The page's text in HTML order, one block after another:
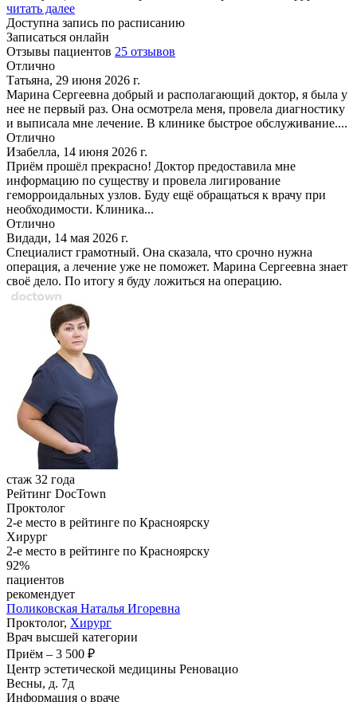
читать далее
Доступна запись по расписанию
Записаться онлайн
Отзывы пациентов 25 отзывов
Отлично
Татьяна, 29 июня 2026 г.
Марина Сергеевна добрый и располагающий доктор, я была у
нее не первый раз. Она осмотрела меня, провела диагностику
и выписала мне лечение. В клинике быстрое обслуживание....
Отлично
Изабелла, 14 июня 2026 г.
Приём прошёл прекрасно! Доктор предоставила мне
информацию по существу и провела лигирование
геморроидальных узлов. Буду ещё обращаться к врачу при
необходимости. Клиника...
Отлично
Видади, 14 мая 2026 г.
Специалист грамотный. Она сказала, что срочно нужна
операция, а лечение уже не поможет. Марина Сергеевна знает
своё дело. По итогу я буду ложиться на операцию.
стаж 32 года
Рейтинг DocTown
Проктолог
2-е место в рейтинге по Красноярску
Хирург
2-е место в рейтинге по Красноярску
92%
пациентов
рекомендует
Поликовская Наталья Игоревна
Проктолог, Хирург
Врач высшей категории
Приём – 3 500 ₽
Центр эстетической медицины Реновацио
Весны, д. 7д
Информация о враче